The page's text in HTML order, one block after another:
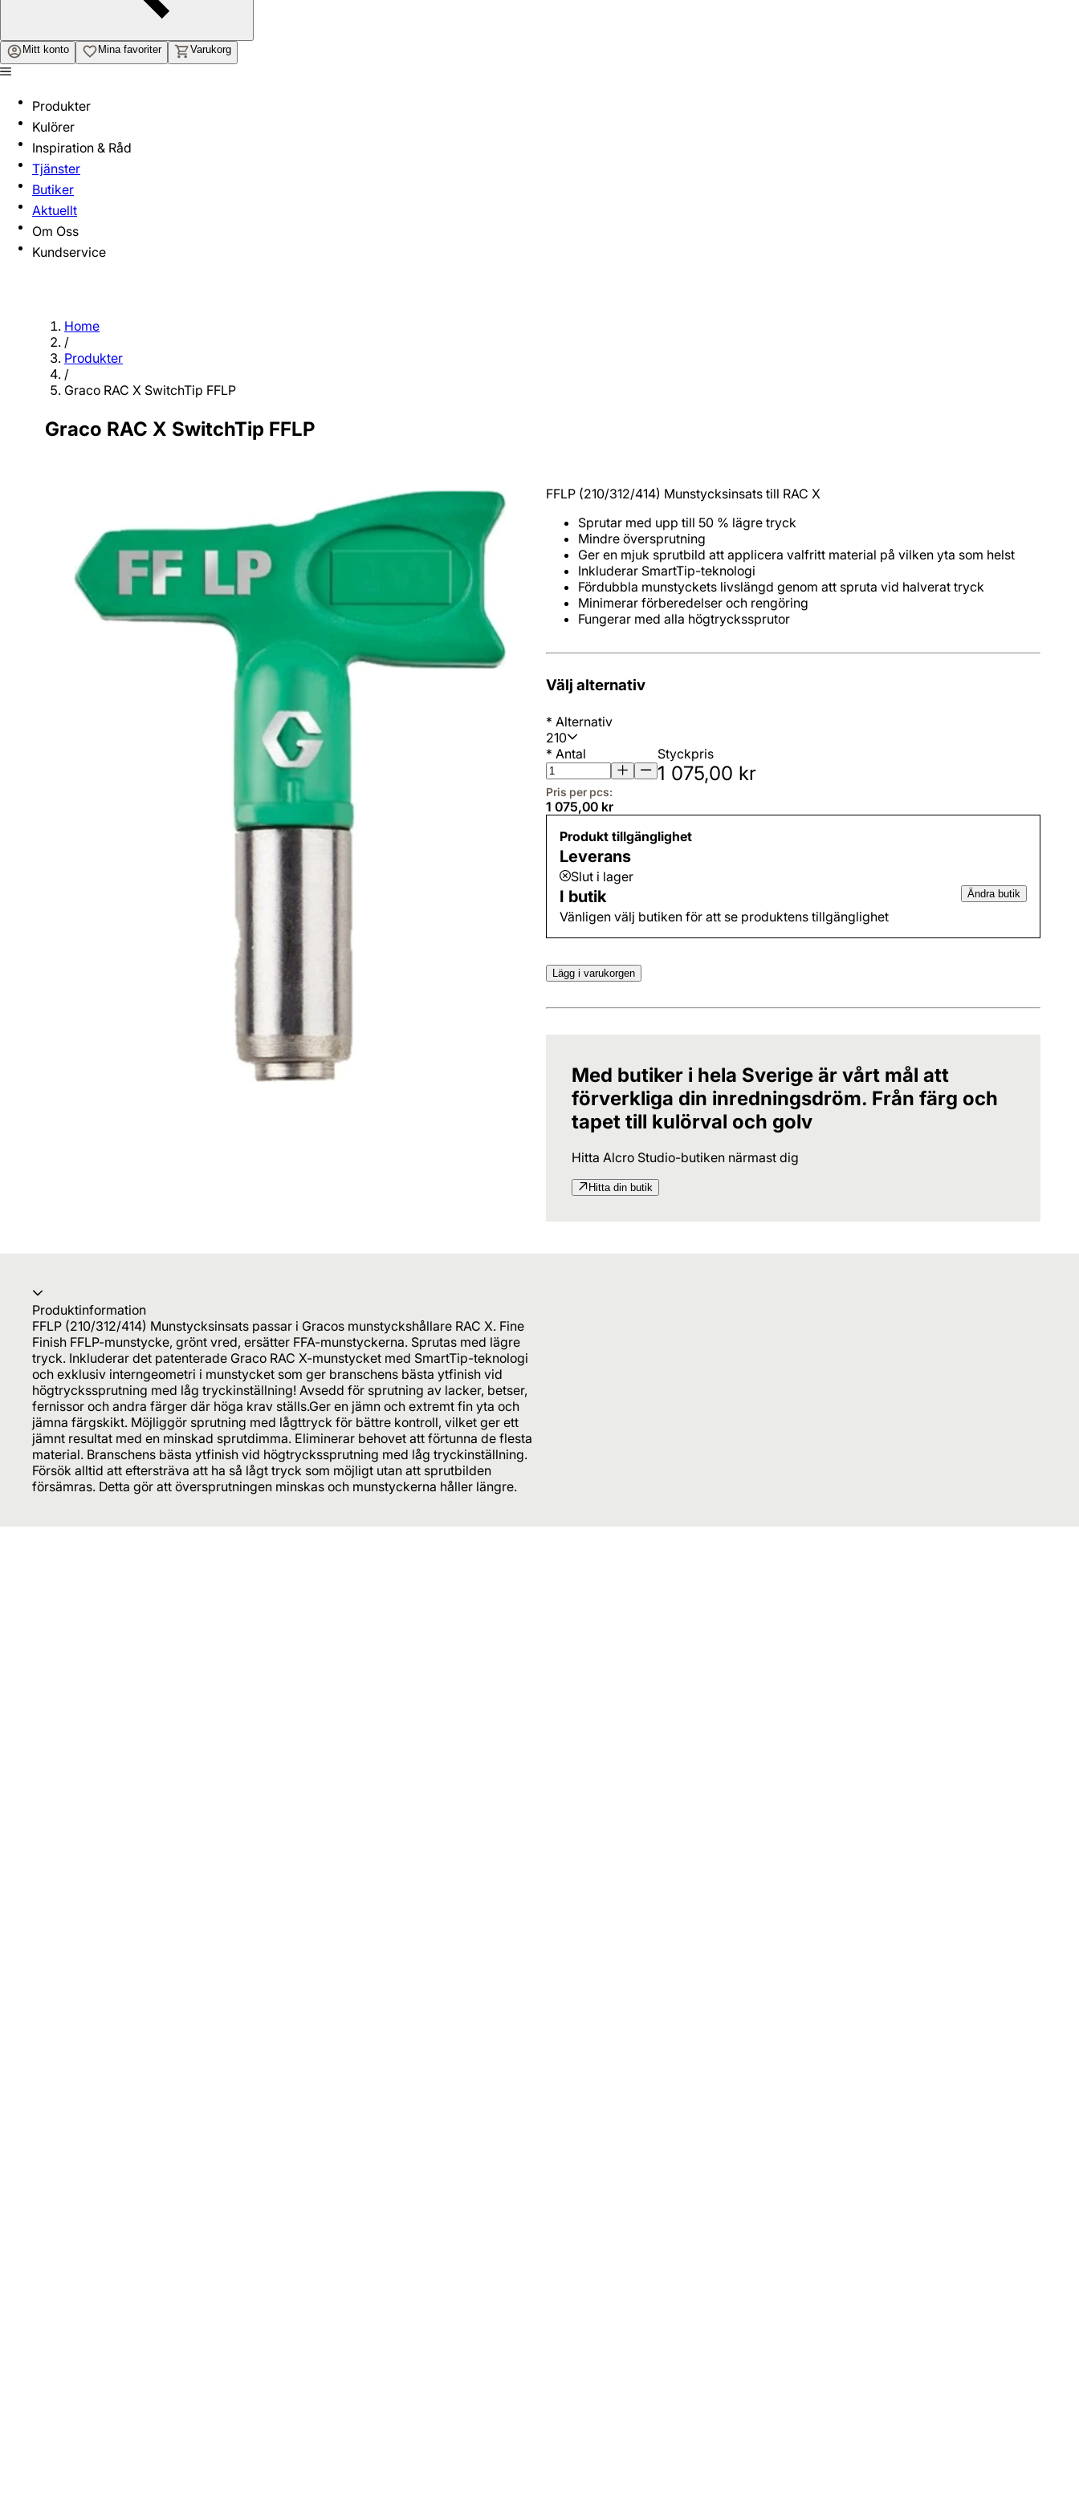
Mitt konto Mina favoriter Varukorg
Produkter
Kulörer
Inspiration & Råd
Tjänster
Butiker
Aktuellt
Om Oss
Kundservice
Home
/
Produkter
/
Graco RAC X SwitchTip FFLP
Graco RAC X SwitchTip FFLP
FFLP (210/312/414) Munstycksinsats till RAC X
Fungerar med alla högtryckssprutor
Välj alternativ
* Alternativ
210
* Antal Styckpris
1 075,00 kr
Pris per pcs:
1 075,00 kr
Produkt tillgänglighet
Leverans
Slut i lager
I butik
Vänligen välj butiken för att se produktens tillgänglighet
Ändra butik
Lägg i varukorgen
Med butiker i hela Sverige är vårt mål att
förverkliga din inredningsdröm. Från färg och
tapet till kulörval och golv
Hitta Alcro Studio-butiken närmast dig
Hitta din butik
Produktinformation
FFLP (210/312/414) Munstycksinsats passar i Gracos munstyckshållare RAC X. Fine
Finish FFLP-munstycke, grönt vred, ersätter FFA-munstyckerna. Sprutas med lägre
tryck. Inkluderar det patenterade Graco RAC X-munstycket med SmartTip-teknologi
och exklusiv interngeometri i munstycket som ger branschens bästa ytfinish vid
högtryckssprutning med låg tryckinställning! Avsedd för sprutning av lacker, betser,
fernissor och andra färger där höga krav ställs.Ger en jämn och extremt fin yta och
jämna färgskikt. Möjliggör sprutning med lågttryck för bättre kontroll, vilket ger ett
jämnt resultat med en minskad sprutdimma. Eliminerar behovet att förtunna de flesta
material. Branschens bästa ytfinish vid högtryckssprutning med låg tryckinställning.
Försök alltid att eftersträva att ha så lågt tryck som möjligt utan att sprutbilden
försämras. Detta gör att översprutningen minskas och munstyckerna håller längre.